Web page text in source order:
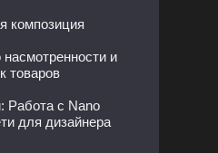
композиция
и
товаров
Работа с Nano
для дизайнера